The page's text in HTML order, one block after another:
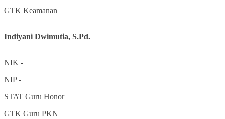
GTK Keamanan
Indiyani Dwimutia, S.Pd.
NIK -
NIP-
STAT Guru Honor
GTK Guru PKN